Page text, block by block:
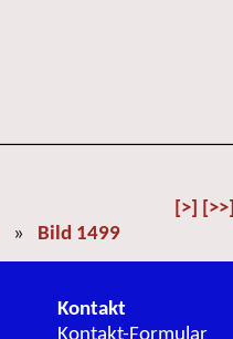
[>] [>>]
» Bild 1499
Kontakt